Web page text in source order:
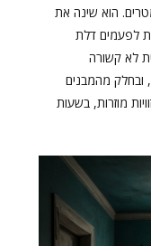
הוא שינה את
לפעמים דלת
לא קשורה
ובחלק מהמבנים
מוזרות, בשעות